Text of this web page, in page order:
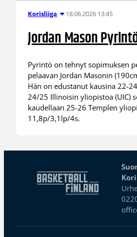
Korisliiga 18.06.2026 13:45
Jordan Mason
Pyrintö on tehnyt sopimuksen
pelaavan Jordan Masonin
Hän on edustanut kausina 22-
24/25 Illinoisin yliopistoa (UIC)
kaudellaan 25-26 Templen
11,8p/3,1lp/4s.